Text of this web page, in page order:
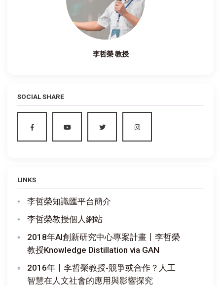
李哲榮 教授
SOCIAL SHARE
LINKS
李哲榮知識匯平台簡介
李哲榮教授個人網站
2018年AI創新研究中心專案計畫〡李哲榮
教授Knowledge Distillation via GAN
2016年〡李哲榮教授-競爭或合作？人工
智慧在人文社會的應用與影響探究